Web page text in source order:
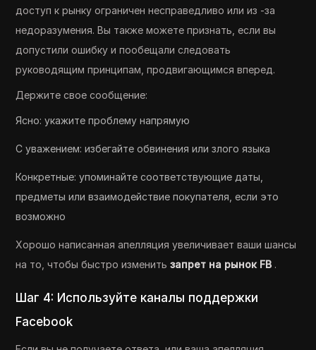
доступ к рынку ограничен несправедливо или из -за
недоразумения. Вы также можете признать, если вы
допустили ошибку и пообещали следовать
руководящим принципам, продвигающимся вперед.
Держите свое сообщение:
Ясно: укажите проблему напрямую
С уважением: избегайте обвинения или злого языка
Конкретные: упоминайте соответствующие даты,
предметы или взаимодействие покупателя, если это
возможно
Хорошо написанная апелляция увеличивает ваши шансы
на то, чтобы быстро изменитьзапрет на рынок FB .
Шаг 4: Используйте каналы поддержки
Facebook